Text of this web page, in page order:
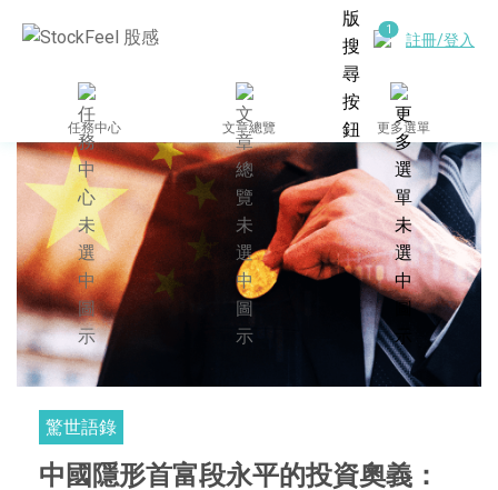
註冊/登入
任務中心 文章總覽 更多選單
驚世語錄
中國隱形首富段永平的投資奧義：